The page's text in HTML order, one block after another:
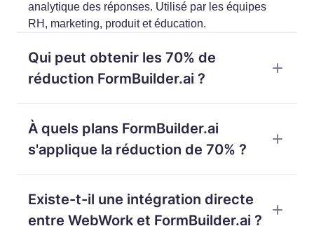
analytique des réponses. Utilisé par les équipes
RH, marketing, produit et éducation.
Qui peut obtenir les 70% de
réduction FormBuilder.ai ?
Intégrations > Avantages dans votre tableau de bord
WebWork, trouvez FormBuilder.ai et cliquez sur
Pas de code, pas d'étape de paiement.
À quels plans FormBuilder.ai
s'applique la réduction de 70% ?
payants FormBuilder.ai — Starter, Professional et
Premium — en facturation mensuelle ou annuelle,
Existe-t-il une intégration directe
entre WebWork et FormBuilder.ai ?